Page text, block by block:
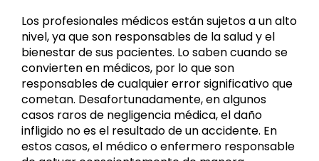
Los profesionales médicos están sujetos a un alto
nivel, ya que son responsables de la salud y el
bienestar de sus pacientes. Lo saben cuando se
convierten en médicos, por lo que son
responsables de cualquier error significativo que
cometan. Desafortunadamente, en algunos
casos raros de negligencia médica, el daño
infligido no es el resultado de un accidente. En
estos casos, el médico o enfermero responsable